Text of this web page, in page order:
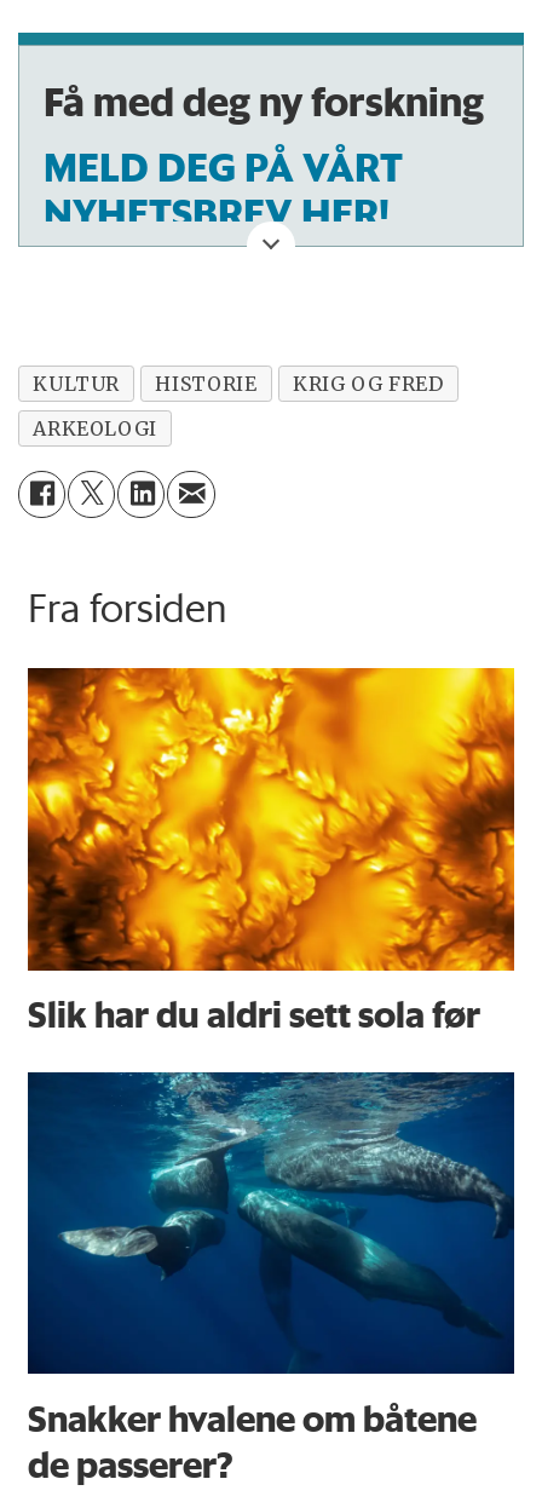
Få med deg ny forskning
MELD DEG PÅ VÅRT
NYHETSBREV HER!
KULTUR HISTORIE
KRIG OG FRED
ARKEOLOGI
Fra forsiden
Slik har du aldri sett sola før
Snakker hvalene om båtene
de passerer?